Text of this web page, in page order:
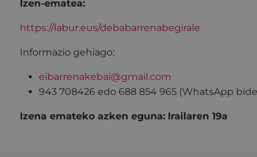
Izen-ematea:
https://labur.eus/debabarrenabegirale
Informazio gehiago:
eibarrenakebai@gmail.com
943 708426 edo 688 854 965 (WhatsApp
Izena emateko azken eguna: Irailaren 19a